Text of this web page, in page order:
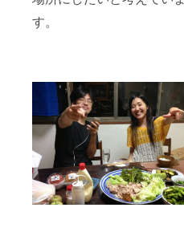
す。